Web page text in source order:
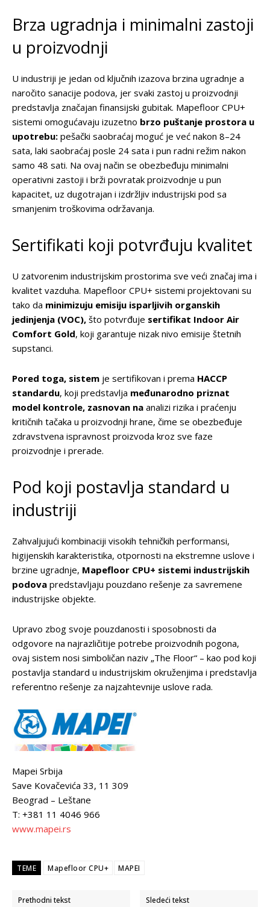
Brza ugradnja i minimalni zastoji
u proizvodnji
U industriji je jedan od ključnih izazova brzina ugradnje a
naročito sanacije podova, jer svaki zastoj u proizvodnji
predstavlja značajan finansijski gubitak. Mapefloor CPU+
sistemi omogućavaju izuzetno brzo puštanje prostora u
upotrebu: pešački saobraćaj moguć je već nakon 8–24
sata, laki saobraćaj posle 24 sata i pun radni režim nakon
samo 48 sati. Na ovaj način se obezbeđuju minimalni
operativni zastoji i brži povratak proizvodnje u pun
kapacitet, uz dugotrajan i izdržljiv industrijski pod sa
smanjenim troškovima održavanja.
Sertifikati koji potvrđuju kvalitet
U zatvorenim industrijskim prostorima sve veći značaj ima i
kvalitet vazduha. Mapefloor CPU+ sistemi projektovani su
tako da minimizuju emisiju isparljivih organskih
jedinjenja (VOC), što potvrđuje sertifikat Indoor Air
Comfort Gold, koji garantuje nizak nivo emisije štetnih
supstanci.
Pored toga, sistem je sertifikovan i prema HACCP
standardu, koji predstavlja međunarodno priznat
model kontrole, zasnovan na analizi rizika i praćenju
kritičnih tačaka u proizvodnji hrane, čime se obezbeđuje
zdravstvena ispravnost proizvoda kroz sve faze
proizvodnje i prerade.
Pod koji postavlja standard u
industriji
Zahvaljujući kombinaciji visokih tehničkih performansi,
higijenskih karakteristika, otpornosti na ekstremne uslove i
brzine ugradnje, Mapefloor CPU+ sistemi industrijskih
podova predstavljaju pouzdano rešenje za savremene
industrijske objekte.
Upravo zbog svoje pouzdanosti i sposobnosti da
odgovore na najrazličitije potrebe proizvodnih pogona,
ovaj sistem nosi simboličan naziv „The Floor“ – kao pod koji
postavlja standard u industrijskim okruženjima i predstavlja
referentno rešenje za najzahtevnije uslove rada.
Mapei Srbija
Save Kovačevića 33, 11 309
Beograd – Leštane
T: +381 11 4046 966
www.mapei.rs
TEME Mapefloor CPU+ MAPEI
Prethodni tekst Sledeći tekst